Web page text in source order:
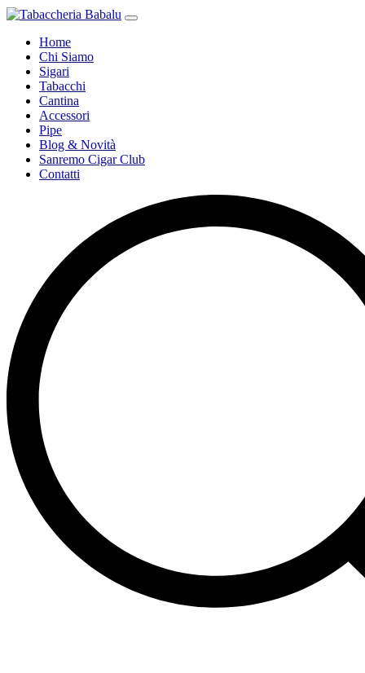
Home
Chi Siamo
Sigari
Tabacchi
Cantina
Accessori
Pipe
Blog & Novità
Sanremo Cigar Club
Contatti